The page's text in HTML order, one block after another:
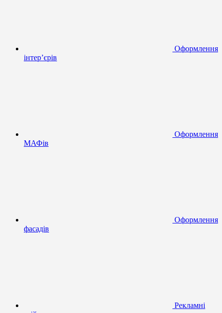
Оформлення
інтер’єрів
Оформлення
МАФів
Оформлення
фасадів
Рекламні